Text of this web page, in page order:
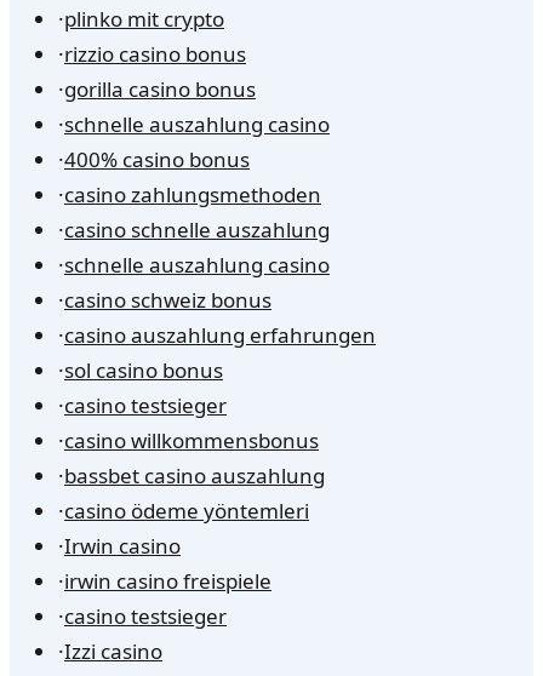
·plinko mit crypto
·rizzio casino bonus
·gorilla casino bonus
·schnelle auszahlung casino
·400% casino bonus
·casino zahlungsmethoden
·casino schnelle auszahlung
·schnelle auszahlung casino
·casino schweiz bonus
·casino auszahlung erfahrungen
·sol casino bonus
·casino testsieger
·casino willkommensbonus
·bassbet casino auszahlung
·casino ödeme yöntemleri
·Irwin casino
·irwin casino freispiele
·casino testsieger
·Izzi casino